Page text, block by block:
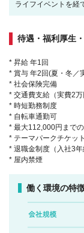
ライフイベントを経
待遇・福利厚生
* 昇給 年1回
* 賞与 年2回(夏・冬／
* 社会保険完備
* 交通費支給（実費2万
* 時短勤務制度
* 自転車通勤可
* 最大112,000円まで
* テーマパークチケッ
* 退職金制度（入社3
* 屋内禁煙
働く環境の特